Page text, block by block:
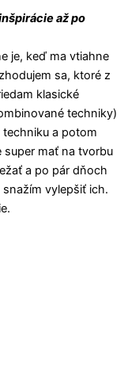
až po
je, keď ma vtiahne
sa, ktoré z
klasické
techniky)
techniku a potom
super mať na tvorbu
a po pár dňoch
vylepšiť ich.